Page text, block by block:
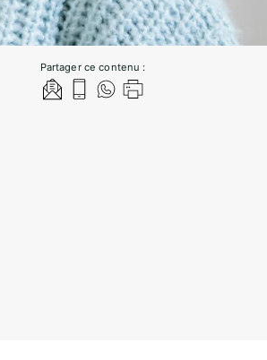
Partager ce contenu :